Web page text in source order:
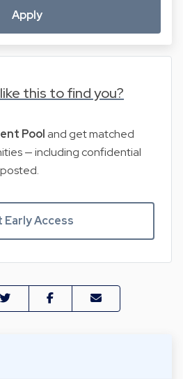
Apply
this to find you?
Pool and get matched
— including confidential
Early Access